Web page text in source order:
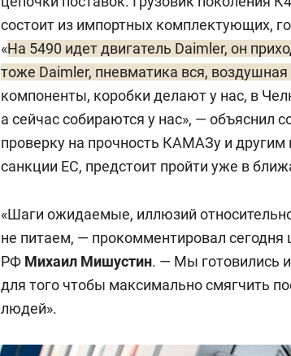
состоит из импортных комплектующих,
«На 5490 идет двигатель Daimler, он
тоже Daimler, пневматика вся, воздушная
компоненты, коробки делают у нас, в
а сейчас собираются у нас», — объяснил
проверку на прочность КАМАЗу и
санкции ЕС, предстоит пройти уже в
«Шаги ожидаемые, иллюзий
не питаем, — прокомментировал
РФ Михаил Мишустин. — Мы готовились
для того чтобы максимально смягчить
людей».